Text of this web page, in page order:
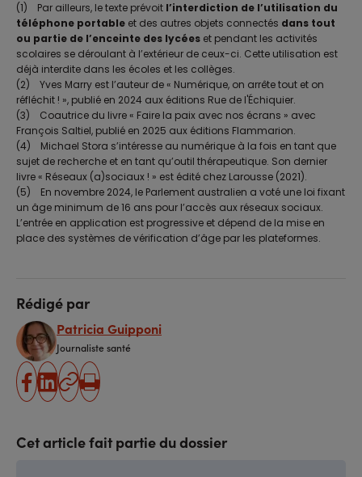
(1) Par ailleurs, le texte prévoit l’interdiction de l’utilisation du
téléphone portable et des autres objets connectés dans tout
ou partie de l’enceinte des lycées et pendant les activités
scolaires se déroulant à l’extérieur de ceux-ci. Cette utilisation est
déjà interdite dans les écoles et les collèges.
(2) Yves Marry est l’auteur de « Numérique, on arrête tout et on
réfléchit ! », publié en 2024 aux éditions Rue de l'Échiquier.
(3) Coautrice du livre « Faire la paix avec nos écrans » avec
François Saltiel, publié en 2025 aux éditions Flammarion.
(4) Michael Stora s’intéresse au numérique à la fois en tant que
sujet de recherche et en tant qu’outil thérapeutique. Son dernier
livre « Réseaux (a)sociaux ! » est édité chez Larousse (2021).
(5) En novembre 2024, le Parlement australien a voté une loi fixant
un âge minimum de 16 ans pour l’accès aux réseaux sociaux.
L’entrée en application est progressive et dépend de la mise en
place des systèmes de vérification d’âge par les plateformes.
Rédigé par
Patricia Guipponi
Journaliste santé
partager
facebook
partager
linkedin
Copier
Imprimer
Cet article fait partie du dossier